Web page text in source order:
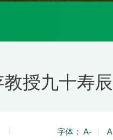
授九十寿辰
字体： A- A